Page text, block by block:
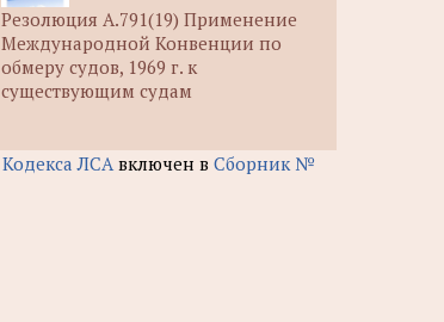
Резолюция А.791(19) Применение
Международной Конвенции по
обмеру судов, 1969 г. к
существующим судам
Кодекса ЛСА включен в Сборник №